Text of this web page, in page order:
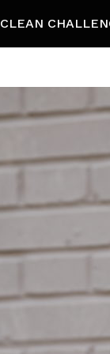
CLEAN